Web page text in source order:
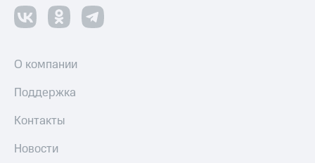
О компании
Поддержка
Контакты
Новости